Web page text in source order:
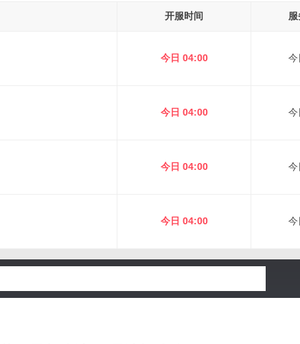
开服时间
今日 04:00 今
今日 04:00 今
今日 04:00 今
今日 04:00 今